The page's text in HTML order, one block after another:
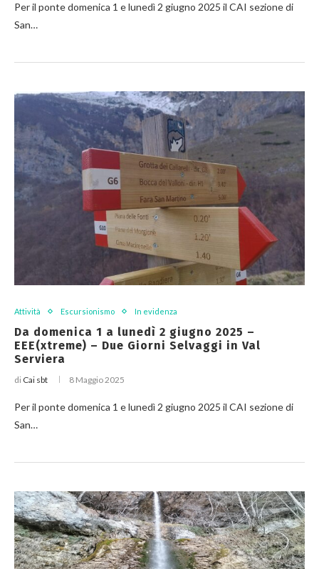
Per il ponte domenica 1 e lunedì 2 giugno 2025 il CAI sezione di
San…
Attività Escursionismo In evidenza
Da domenica 1 a lunedì 2 giugno 2025 –
EEE(xtreme) – Due Giorni Selvaggi in Val
Serviera
di Cai sbt 8 Maggio 2025
Per il ponte domenica 1 e lunedì 2 giugno 2025 il CAI sezione di
San…